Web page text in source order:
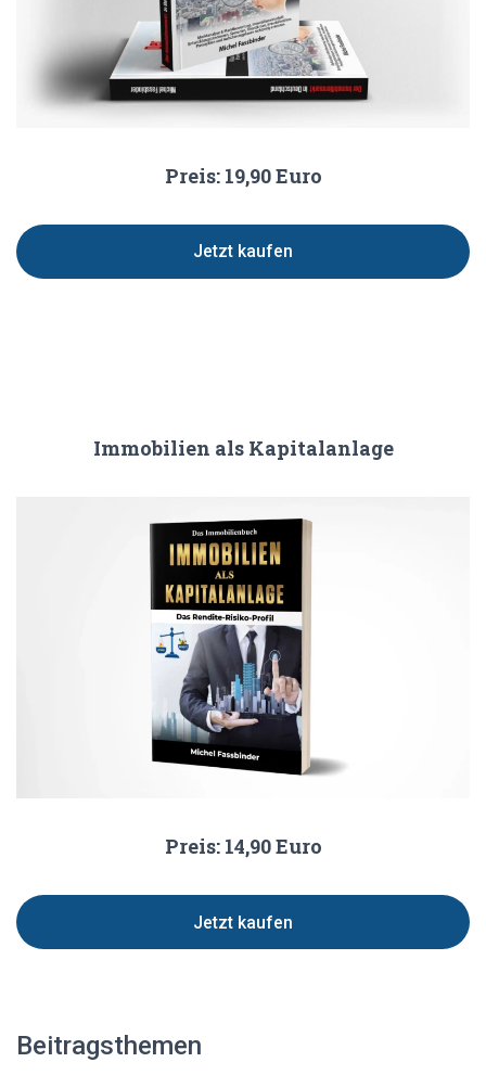
Preis: 19,90 Euro
Jetzt kaufen
Immobilien als Kapitalanlage
Preis: 14,90 Euro
Jetzt kaufen
Beitragsthemen